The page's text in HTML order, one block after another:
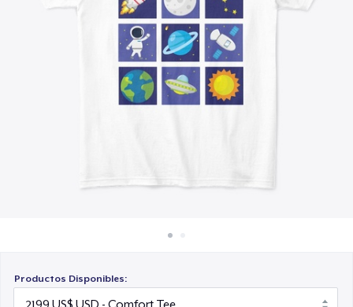
Venda en todas partes
Venda lo que sea
Productos Disponibles:
41,99 US$
Kids Premium Tee
20,99 US$